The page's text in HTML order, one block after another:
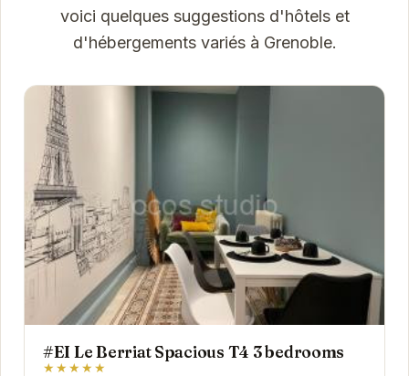
voici quelques suggestions d'hôtels et
d'hébergements variés à Grenoble.
#EI Le Berriat Spacious T4 3 bedrooms
★★★★★